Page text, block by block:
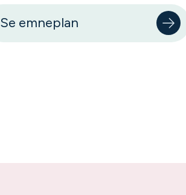
Se emneplan